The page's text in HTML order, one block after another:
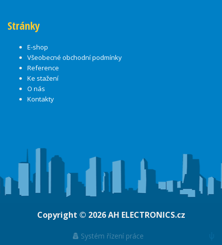
Stránky
E-shop
Všeobecné obchodní podmínky
Reference
Ke stažení
O nás
Kontakty
Copyright © 2026AH ELECTRONICS.cz
Systém řízení práce